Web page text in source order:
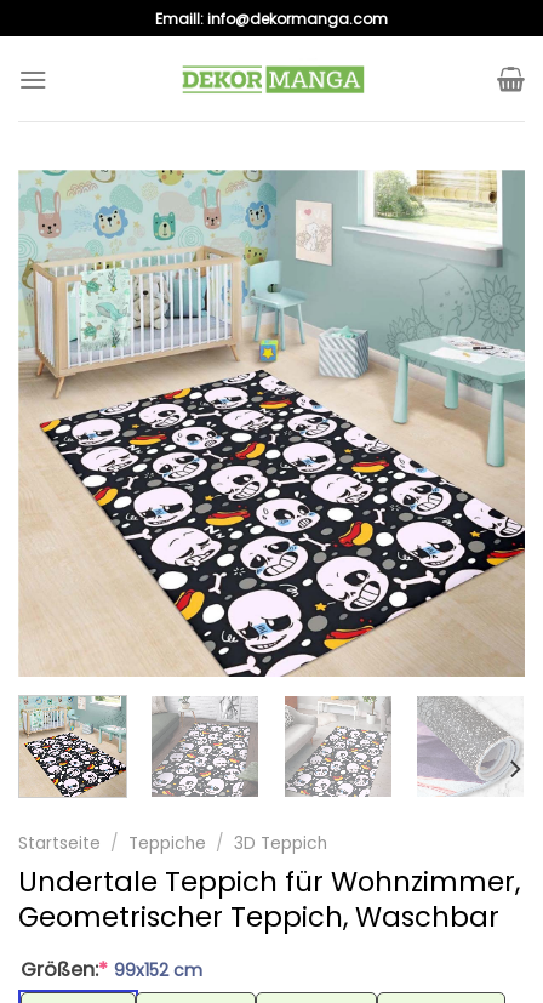
to
content
Emaill:info@dekormanga.com
Startseite / Teppiche / 3D Teppich
Undertale Teppich für Wohnzimmer,
Geometrischer Teppich, Waschbar
Größen:* 99x152 cm